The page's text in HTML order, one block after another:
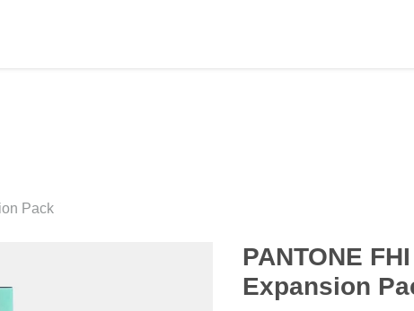
Pack
PANTONE
Expansion